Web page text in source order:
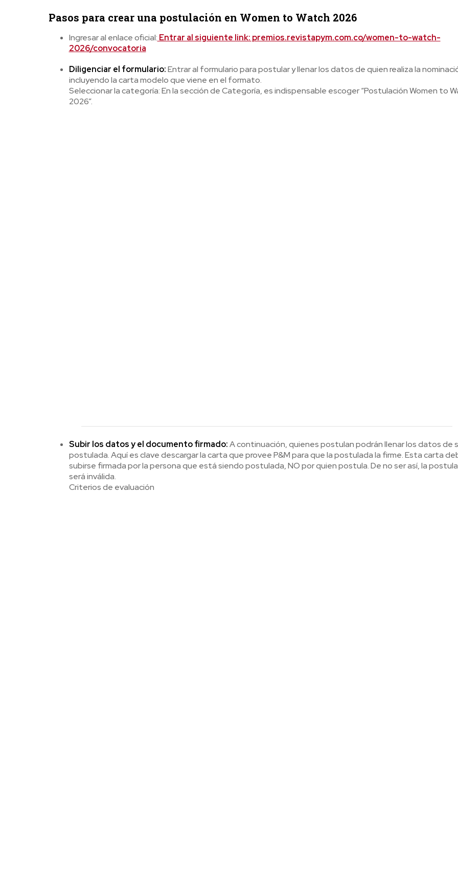
Pasos para crear una postulación en Women to Watch 2026
Ingresar al enlace oficial: Entrar al siguiente link: premios.revistapym.com.co/women-to-watch-
2026/convocatoria
Diligenciar el formulario:Entrar al formulario para postular y llenar los datos de quien realiza la
incluyendo la carta modelo que viene en el formato.
Seleccionar la categoría: En la sección de Categoría, es indispensable escoger “Postulación Women to
2026”.
Subir los datos y el documento firmado:A continuación, quienes postulan podrán llenar los datos de
postulada. Aquí es clave descargar la carta que provee P&M para que la postulada la firme. Esta carta
subirse firmada por la persona que está siendo postulada, NO por quien postula. De no ser así, la
será inválida.
Criterios de evaluación